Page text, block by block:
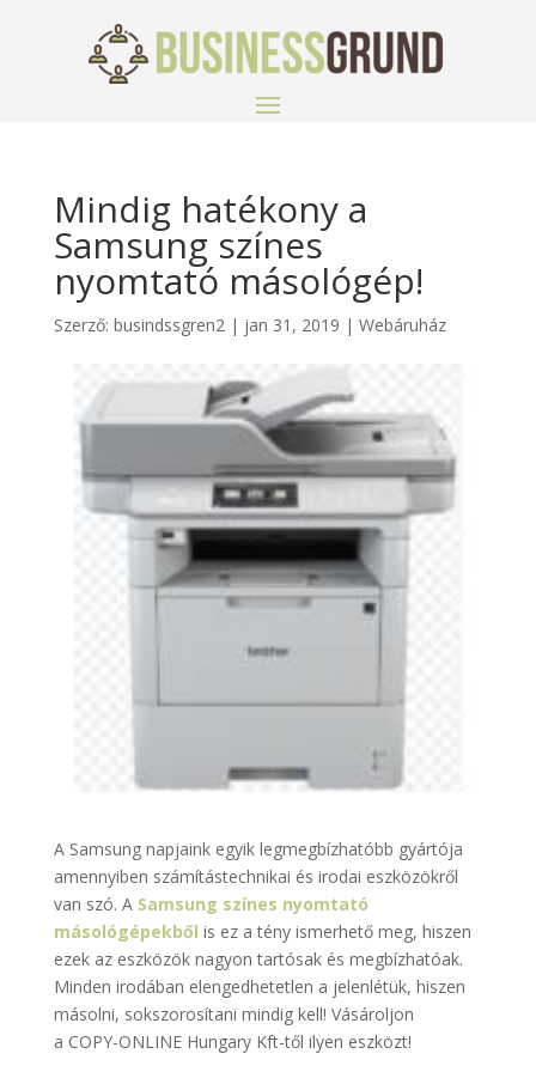
Mindig hatékony a
Samsung színes
nyomtató másológép!
Szerző: busindssgren2| jan 31, 2019 | Webáruház
A Samsung napjaink egyik legmegbízhatóbb gyártója
amennyiben számítástechnikai és irodai eszközökről
van szó. A Samsung színes nyomtató
másológépekből is ez a tény ismerhető meg, hiszen
ezek az eszközök nagyon tartósak és megbízhatóak.
Minden irodában elengedhetetlen a jelenlétük, hiszen
másolni, sokszorosítani mindig kell! Vásároljon
a COPY-ONLINE Hungary Kft-től ilyen eszközt!